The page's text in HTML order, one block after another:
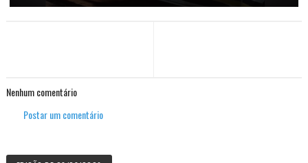
Nenhum comentário
Postar um comentário